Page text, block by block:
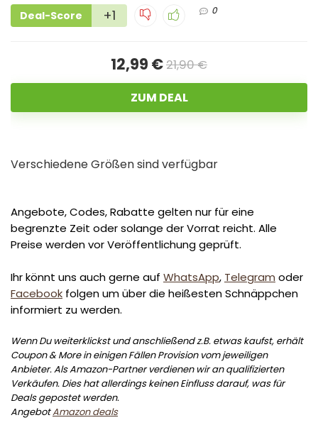
Deal-Score +1 0
12,99 €21,90 €
ZUM DEAL
Verschiedene Größen sind verfügbar
Angebote, Codes, Rabatte gelten nur für eine
begrenzte Zeit oder solange der Vorrat reicht. Alle
Preise werden vor Veröffentlichung geprüft.
Ihr könnt uns auch gerne auf WhatsApp, Telegram oder
Facebook folgen um über die heißesten Schnäppchen
informiert zu werden.
Wenn Du weiterklickst und anschließend z.B. etwas kaufst, erhält
Coupon & More in einigen Fällen Provision vom jeweiligen
Anbieter. Als Amazon-Partner verdienen wir an qualifizierten
Verkäufen. Dies hat allerdings keinen Einfluss darauf, was für
Deals gepostet werden.
AngebotAmazon deals